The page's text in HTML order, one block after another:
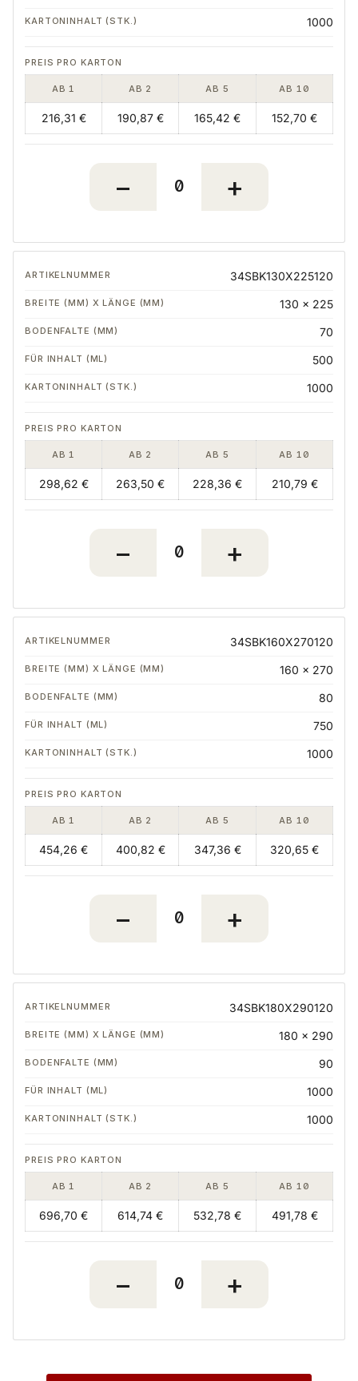
1000
AB 1 AB 2 AB 5 AB 10
216,31 € 190,87 € 165,42 € 152,70 €
34SBK130X225120
130 x 225
70
500
1000
AB 1 AB 2 AB 5 AB 10
298,62 € 263,50 € 228,36 € 210,79 €
34SBK160X270120
160 x 270
80
750
1000
AB 1 AB 2 AB 5 AB 10
454,26 € 400,82 € 347,36 € 320,65 €
34SBK180X290120
180 x 290
90
1000
1000
AB 1 AB 2 AB 5 AB 10
696,70 € 614,74 € 532,78 € 491,78 €